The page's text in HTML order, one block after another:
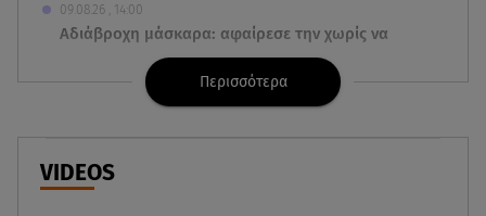
09.08.26 , 14:00
Αδιάβροχη μάσκαρα: αφαίρεσε την χωρίς να
ταλαιπωρείς τις βλεφερίδες σου
Χούθι: «Χτύπησαν» διυλιστήριο της Aramco στη
Περισσότερα
VIDEOS